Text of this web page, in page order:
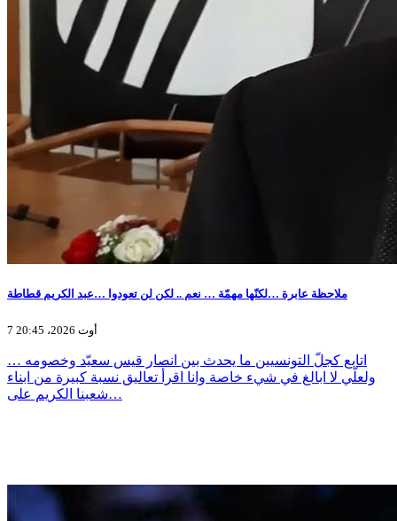
ملاحظة عابرة …لكنّها مهمّة … نعم .. لكن لن تعودوا …عبد الكريم قطاطة
7 أوت 2026، 20:45
اتابع كجلّ التونسيين ما يحدث بين انصار قيس سعيّد وخصومه …
ولعلّي لا ابالغ في شيء خاصة وانا اقرأ تعاليق نسبة كبيرة من ابناء
شعبنا الكريم على…